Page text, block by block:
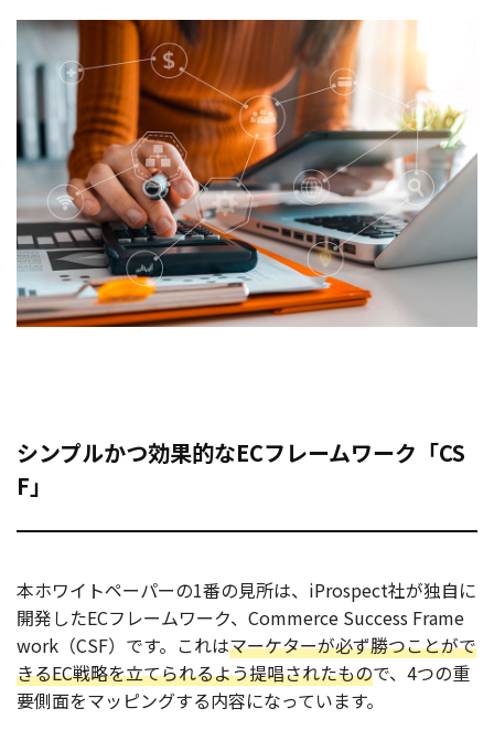
シンプルかつ効果的なECフレームワーク「CS
F」
本ホワイトペーパーの1番の見所は、iProspect社が独自に
開発したECフレームワーク、Commerce Success Frame
work（CSF）です。これはマーケターが必ず勝つことがで
きるEC戦略を立てられるよう提唱されたもので、4つの重
要側面をマッピングする内容になっています。